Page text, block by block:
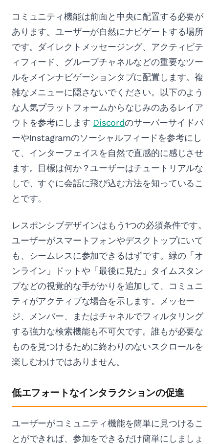
コミュニティ機能は前面と中央に配置する必要が
あります。ユーザーが自然にナビゲートする場所
です。ダイレクトメッセージング、アクティビテ
ィフィード、グループチャネルなどの重要なツー
ルをメインナビゲーションタブに配置します。複
雑なメニューに隠さないでください。以下のよう
な人気プラットフォームからなじみのあるレイア
ウトを参考にします Discordのサーバーサイドバ
ーやInstagramのソーシャルフィードを参考にし
て、インターフェイスを自然で直感的に感じさせ
ます。目標は何か？ユーザーはチュートリアルな
しで、すぐに会話に飛び込む方法を知っているこ
とです。
レスポンシブデザインはもう1つの必須条件です。
ユーザーがスマートフォンやデスクトップにいて
も、シームレスに参加できるはずです。緑の「オ
ンライン」ドットや「最後に見た」タイムスタン
プなどの視覚的な手がかりを追加して、コミュニ
ティがアクティブな場合を示します。メッセー
ジ、メンバー、またはチャネルでフィルタリング
する強力な検索機能も不可欠です。誰もが必要な
ものを見つけるために終わりのないスクロールを
楽しむわけではありません。
低エフォートなインタラクションの促進
ユーザーがコミュニティ機能を簡単に見つけるこ
とができれば、参加をできるだけ簡単にしましょ